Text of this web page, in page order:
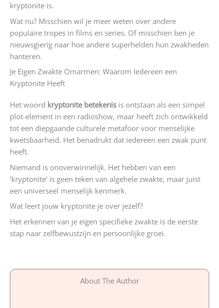
kryptonite is.
Wat nu? Misschien wil je meer weten over andere
populaire tropes in films en series. Of misschien ben je
nieuwsgierig naar hoe andere superhelden hun zwakheden
hanteren.
Je Eigen Zwakte Omarmen: Waarom Iedereen een
Kryptonite Heeft
Het woord kryptonite betekenis is ontstaan als een simpel
plot-element in een radioshow, maar heeft zich ontwikkeld
tot een diepgaande culturele metafoor voor menselijke
kwetsbaarheid. Het benadrukt dat iedereen een zwak punt
heeft.
Niemand is onoverwinnelijk. Het hebben van een
‘kryptonite’ is geen teken van algehele zwakte, maar juist
een universeel menselijk kenmerk.
Wat leert jouw kryptonite je over jezelf?
Het erkennen van je eigen specifieke zwakte is de eerste
stap naar zelfbewustzijn en persoonlijke groei.
About The Author